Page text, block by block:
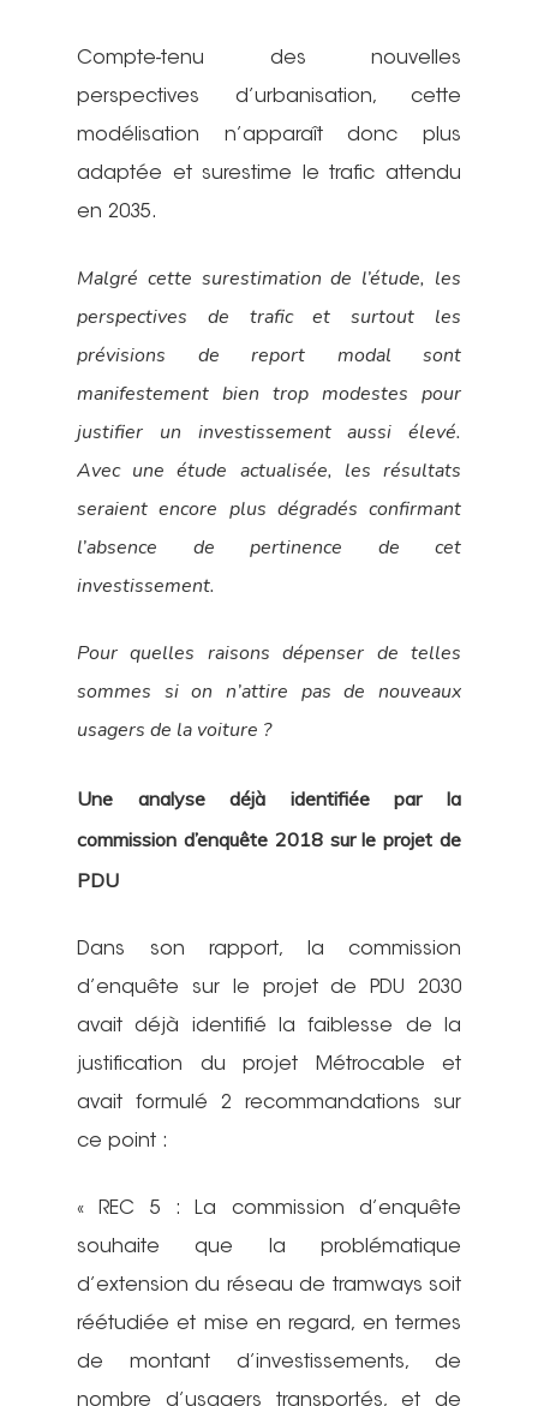
Compte-tenu des nouvelles
perspectives d’urbanisation, cette
modélisation n’apparaît donc plus
adaptée et surestime le trafic attendu
en 2035.
Malgré cette surestimation de l’étude, les
perspectives de trafic et surtout les
prévisions de report modal sont
manifestement bien trop modestes pour
justifier un investissement aussi élevé.
Avec une étude actualisée, les résultats
seraient encore plus dégradés confirmant
l’absence de pertinence de cet
investissement.
Pour quelles raisons dépenser de telles
sommes si on n’attire pas de nouveaux
usagers de la voiture ?
Une analyse déjà identifiée par la
commission d’enquête 2018 sur le projet de
PDU
Dans son rapport, la commission
d’enquête sur le projet de PDU 2030
avait déjà identifié la faiblesse de la
justification du projet Métrocable et
avait formulé 2 recommandations sur
ce point :
« REC 5 : La commission d’enquête
souhaite que la problématique
d’extension du réseau de tramways soit
réétudiée et mise en regard, en termes
de montant d’investissements, de
nombre d’usagers transportés, et de
Cartoparties
Animations
Concours des
2026 : les résultats
Une vélo-école
c’est ?
Bilan 2025
Adhérer – Espace
L’équipe
Les Commissions
Réseaux sociaux
On parle de nous
Nous
Se déplacer
grenobleEFFACER.org